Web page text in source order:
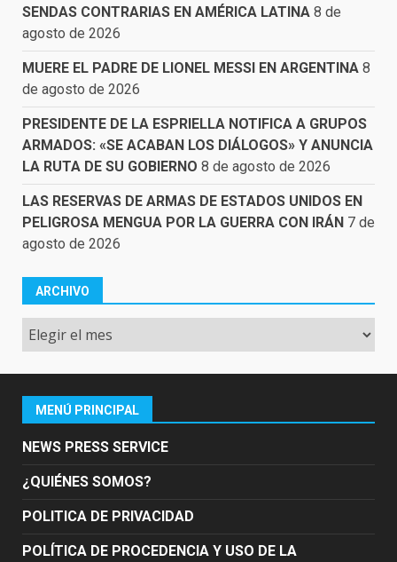
SENDAS CONTRARIAS EN AMÉRICA LATINA 8 de
agosto de 2026
MUERE EL PADRE DE LIONEL MESSI EN ARGENTINA 8
de agosto de 2026
PRESIDENTE DE LA ESPRIELLA NOTIFICA A GRUPOS
ARMADOS: «SE ACABAN LOS DIÁLOGOS» Y ANUNCIA
LA RUTA DE SU GOBIERNO 8 de agosto de 2026
LAS RESERVAS DE ARMAS DE ESTADOS UNIDOS EN
PELIGROSA MENGUA POR LA GUERRA CON IRÁN 7 de
agosto de 2026
ARCHIVO
Archivo
MENÚ PRINCIPAL
NEWS PRESS SERVICE
¿QUIÉNES SOMOS?
POLITICA DE PRIVACIDAD
POLÍTICA DE PROCEDENCIA Y USO DE LA